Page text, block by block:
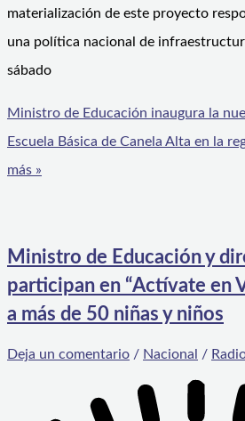
materialización de este proyecto
una política nacional de
sábado
Ministro de Educación inaugura la
Escuela Básica de Canela Alta en la
más »
Ministro de Educación y
participan en “Actívate en
a más de 50 niñas y niños
Deja un comentario / Nacional /